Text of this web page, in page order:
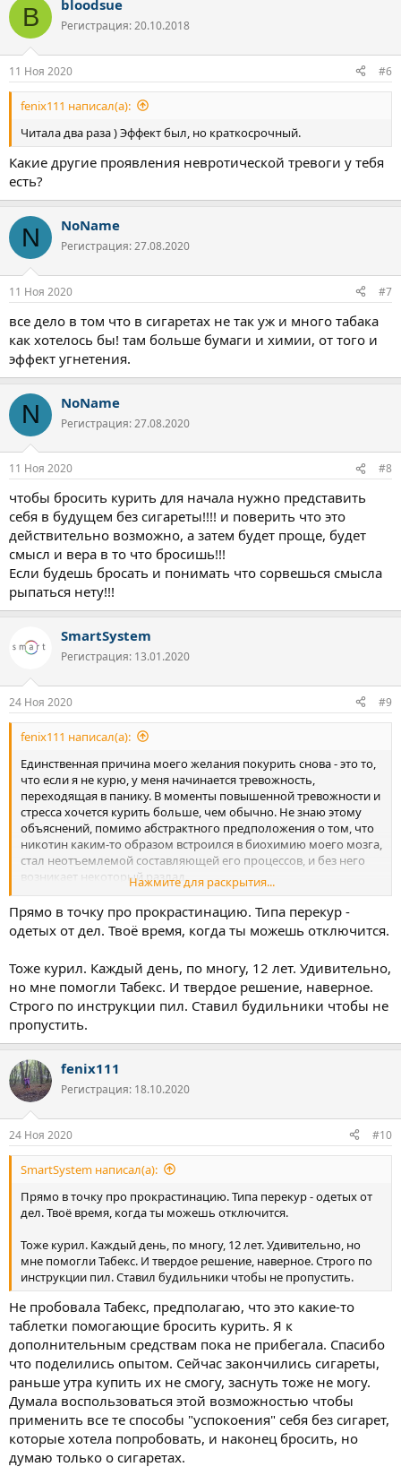
к
и
B bloodsue
Регистрация: 20.10.2018
11 Ноя 2020 #6
fenix111 написал(а):
Читала два раза ) Эффект был, но краткосрочный.
Какие другие проявления невротической тревоги у тебя
есть?
N NoName
Регистрация: 27.08.2020
11 Ноя 2020 #7
все дело в том что в сигаретах не так уж и много табака
как хотелось бы! там больше бумаги и химии, от того и
эффект угнетения.
N NoName
Регистрация: 27.08.2020
11 Ноя 2020 #8
чтобы бросить курить для начала нужно представить
себя в будущем без сигареты!!!! и поверить что это
действительно возможно, а затем будет проще, будет
смысл и вера в то что бросишь!!!
Если будешь бросать и понимать что сорвешься смысла
рыпаться нету!!!
SmartSystem
Регистрация: 13.01.2020
24 Ноя 2020 #9
fenix111 написал(а):
Единственная причина моего желания покурить снова - это то,
что если я не курю, у меня начинается тревожность,
переходящая в панику. В моменты повышенной тревожности и
стресса хочется курить больше, чем обычно. Не знаю этому
объяснений, помимо абстрактного предположения о том, что
никотин каким-то образом встроился в биохимию моего мозга,
стал неотъемлемой составляющей его процессов, и без него
возникает некоторый разлад.
О принципе действия табака/никотина ничего не знаю. Не
хватает дисциплины основательно изучить этот вопрос. Табак в
этом повинен в том числе, я думаю, заметила, что курение
передышкой от дел, которая случается все чаще и чаще.
Плюсов в курении сигарет не вижу. Ни единого. Минусы
широко известны - проблемы с легкими, сужение сосудов,
нехватка витамина С по-моему и много чего еще. Как и многие
курильщики я склонна пропускать мимо ушей информацию о
информации.
Нажмите для раскрытия...
Прямо в точку про прокрастинацию. Типа перекур -
одетых от дел. Твоё время, когда ты можешь отключится.
Тоже курил. Каждый день, по многу, 12 лет. Удивительно,
но мне помогли Табекс. И твердое решение, наверное.
Строго по инструкции пил. Ставил будильники чтобы не
пропустить.
fenix111
Регистрация: 18.10.2020
24 Ноя 2020 #10
SmartSystem написал(а):
Прямо в точку про прокрастинацию. Типа перекур - одетых от
дел. Твоё время, когда ты можешь отключится.
Тоже курил. Каждый день, по многу, 12 лет. Удивительно, но
мне помогли Табекс. И твердое решение, наверное. Строго по
инструкции пил. Ставил будильники чтобы не пропустить.
Не пробовала Табекс, предполагаю, что это какие-то
таблетки помогающие бросить курить. Я к
дополнительным средствам пока не прибегала. Спасибо
что поделились опытом. Сейчас закончились сигареты,
раньше утра купить их не смогу, заснуть тоже не могу.
Думала воспользоваться этой возможностью чтобы
применить все те способы "успокоения" себя без сигарет,
которые хотела попробовать, и наконец бросить, но
думаю только о сигаретах.